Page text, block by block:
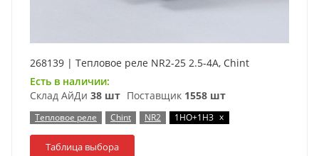
268139 | Тепловое реле NR2-25 2.5-4А, Chint
Есть в наличии:
Склад АйДи 38 шт Поставщик 1558 шт
Тепловое реле Chint NR2 1НО+1НЗ x
Таблица выбора